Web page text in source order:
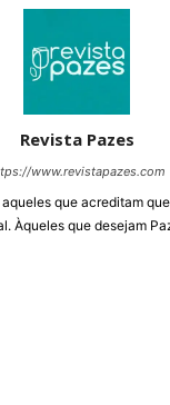
Revista Pazes
www.revistapazes.com
que acreditam
Àqueles que desejam